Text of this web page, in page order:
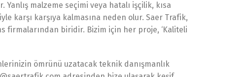
malzeme seçimi veya hatalı işçilik, kısa
karşı karşıya kalmasına neden olur. Saer Trafik,
firmalarından biridir. Bizim için her proje, ‘Kaliteli
ömrünü uzatacak teknik danışmanlık